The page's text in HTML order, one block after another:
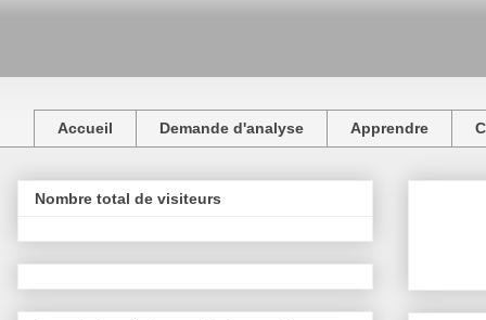
Accueil Demande d'analyse Apprendre
Nombre total de visiteurs